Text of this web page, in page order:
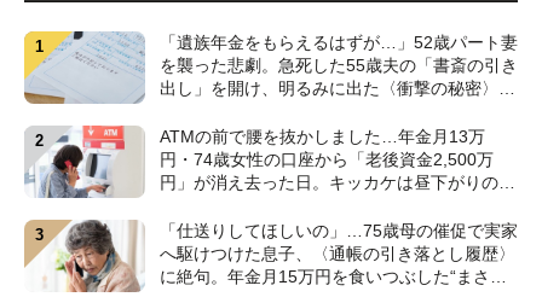
「遺族年金をもらえるはずが…」52歳パート妻
を襲った悲劇。急死した55歳夫の「書斎の引き
出し」を開け、明るみに出た〈衝撃の秘密〉
ATMの前で腰を抜かしました…年金月13万
円・74歳女性の口座から「老後資金2,500万
円」が消え去った日。キッカケは昼下がりの
「仕送りしてほしいの」…75歳母の催促で実家
へ駆けつけた息子、〈通帳の引き落とし履歴〉
に絶句。年金月15万円を食いつぶした“まさか